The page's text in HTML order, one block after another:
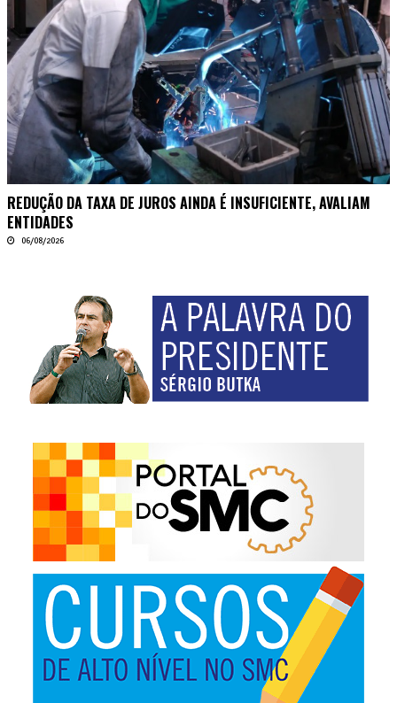
REDUÇÃO DA TAXA DE JUROS AINDA É INSUFICIENTE, AVALIAM
ENTIDADES
06/08/2026